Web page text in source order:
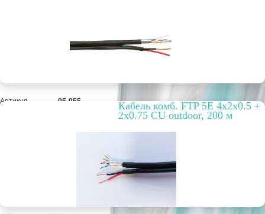
Артикул 05-055
Кабель комб. FTP 5E 4x2x0.5 +
2x0.75 CU outdoor, 200 м